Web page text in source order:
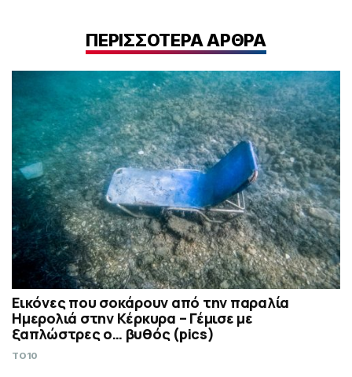
ΠΕΡΙΣΣΟΤΕΡΑ ΑΡΘΡΑ
Εικόνες που σοκάρουν από την παραλία
Ημερολιά στην Κέρκυρα – Γέμισε με
ξαπλώστρες ο… βυθός (pics)
TO10